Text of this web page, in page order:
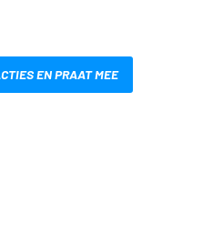
EN PRAAT MEE